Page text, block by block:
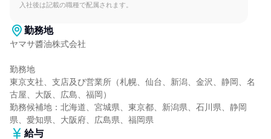
入社後は記載の職種で配属されます。
勤務地
ヤマサ醬油株式会社
勤務地
東京支社、支店及び営業所（札幌、仙台、新潟、金沢、静岡、名
古屋、大阪、広島、福岡）
勤務候補地：北海道、宮城県、東京都、新潟県、石川県、静岡
県、愛知県、大阪府、広島県、福岡県
給与